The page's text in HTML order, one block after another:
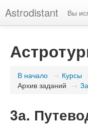
Astrodistant Вы
В начало → Курсы
Архив заданий →
3а.